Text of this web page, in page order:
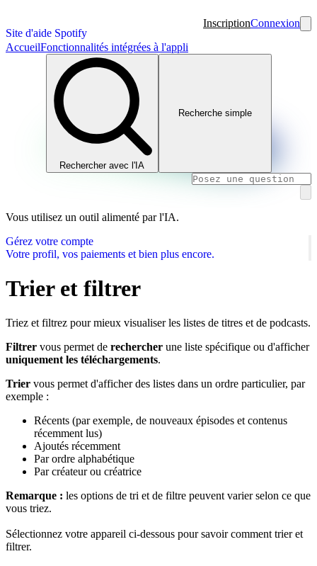
Site d'aide Spotify
InscriptionConnexion
AccueilFonctionnalités intégrées à l'appli
Rechercher avec l'IA
Recherche simple
Vous utilisez un outil alimenté par l'IA.
Gérez votre compte
Votre profil, vos paiements et bien plus encore.
Trier et filtrer
Triez et filtrez pour mieux visualiser les listes de titres et de podcasts.
Filtrer vous permet de rechercher une liste spécifique ou d'afficher
uniquement les téléchargements.
Trier vous permet d'afficher des listes dans un ordre particulier, par
exemple :
Récents (par exemple, de nouveaux épisodes et contenus
récemment lus)
Ajoutés récemment
Par ordre alphabétique
Par créateur ou créatrice
Remarque : les options de tri et de filtre peuvent varier selon ce que
vous triez.
Sélectionnez votre appareil ci-dessous pour savoir comment trier et
filtrer.